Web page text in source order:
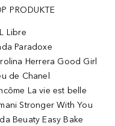
PRODUKTE
Libre
Paradoxe
Herrera Good Girl
de Chanel
La vie est belle
Stronger With You
Beuaty Easy Bake